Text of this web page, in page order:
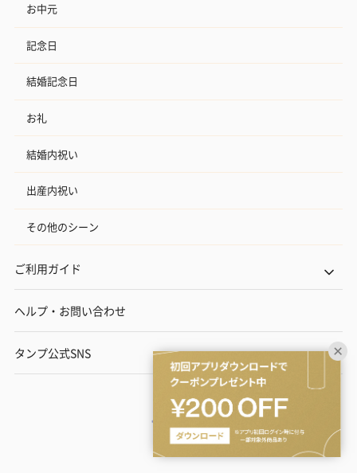
お中元
記念日
結婚記念日
お礼
結婚内祝い
出産内祝い
その他のシーン
ご利用ガイド
ヘルプ・お問い合わせ
タンプ公式SNS